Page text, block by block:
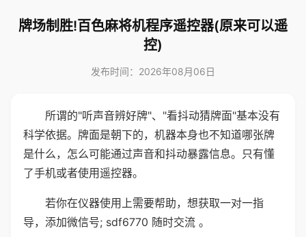
牌场制胜!百色麻将机程序遥控器(原来可以遥
控)
发布时间：2026年08月06日
所谓的"听声音辨好牌"、"看抖动猜牌面"基本没有
科学依据。牌面是朝下的，机器本身也不知道哪张牌
是什么，怎么可能通过声音和抖动暴露信息。只有懂
了手机或者使用遥控器。
若你在仪器使用上需要帮助，想获取一对一指
导，添加微信号; sdf6770 随时交流 。